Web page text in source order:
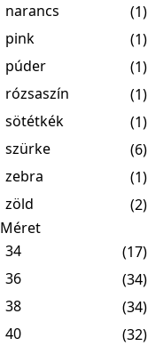
narancs
(1)
pink
(1)
púder
(1)
rózsaszín
(1)
sötétkék
(1)
szürke
(6)
zebra
(1)
zöld
(2)
Méret
34
(17)
36
(34)
38
(34)
40
(32)